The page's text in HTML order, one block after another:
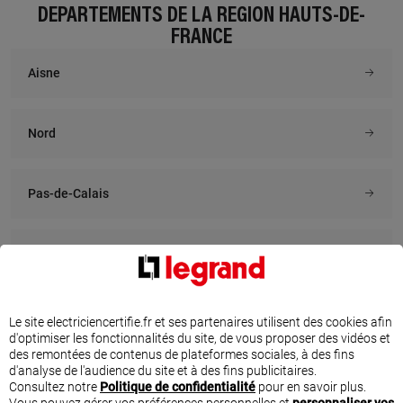
CREA ELEC
DE FRANCE
48 rue jacques lacascade, 59700
En savoir plus
22 rue carnot, 59155 FACHES
THUMESNIL
À 6.9 km km À 8.7 km km
DÉPARTEMENTS DE LA RÉGION HAUTS-DE-
FRANCE
Aisne
Nord
Pas-de-Calais
Oise
TROUVEZ UN ÉLECTRICIEN CERTIFIÉ PAR
Le site electriciencertifie.fr et ses partenaires utilisent des cookies afin
d'optimiser les fonctionnalités du site, de vous proposer des vidéos et
des remontées de contenus de plateformes sociales, à des fins
d'analyse de l'audience du site et à des fins publicitaires.
Consultez notre Politique de confidentialité pour en savoir plus.